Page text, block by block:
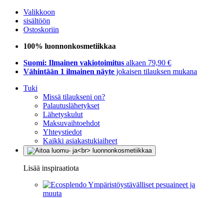
Valikkoon
sisältöön
Ostoskoriin
100% luonnonkosmetiikkaa
Suomi: Ilmainen vakiotoimitus alkaen 79,90 €
Vähintään 1 ilmainen näyte jokaisen tilauksen mukana
Tuki
Missä tilaukseni on?
Palautuslähetykset
Lähetyskulut
Maksuvaihtoehdot
Yhteystiedot
Kaikki asiakastukiaiheet
Lisää inspiraatiota
Ympäristöystävälliset pesuaineet ja
muuta